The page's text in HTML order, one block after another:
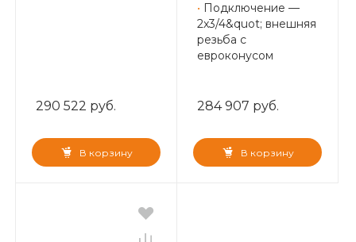
290 522 руб.
В корзину
• Подключение —
2x3/4&quot; внешняя
резьба с
евроконусом
284 907 руб.
В корзину